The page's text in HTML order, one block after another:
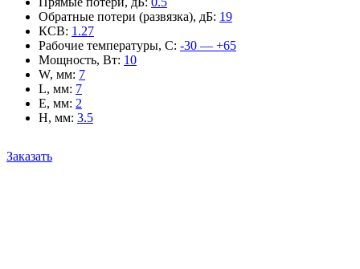
Обратные потери (развязка), дБ: 19
КСВ: 1.27
Рабочие температуры, С: -30 — +65
Мощность, Вт: 10
W, мм: 7
L, мм: 7
E, мм: 2
H, мм: 3.5
Заказать